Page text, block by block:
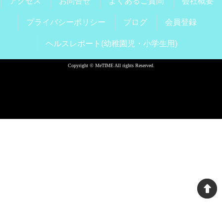
プライバシーポリシー ブログ 会員登録
ヘルスレポート(幼稚園児・小学生用)
Copyright © MeTIME All rights Reserved.